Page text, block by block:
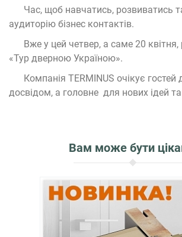
Час, щоб навчатись, розвиватись
аудиторію бізнес контактів.
Вже у цей четвер, а саме 20 квітня,
«Тур дверною Україною».
Компанія TERMINUS очікує гостей
досвідом, а головне для нових ідей
Вам може бути